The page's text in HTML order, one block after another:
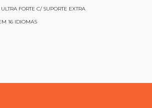
FORTE C/ SUPORTE EXTRA
16 IDIOMAS